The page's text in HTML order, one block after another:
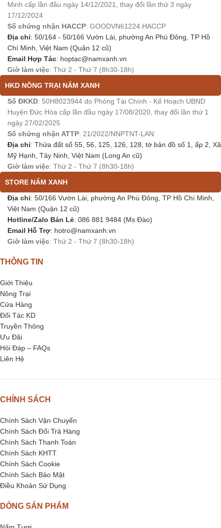
Minh cấp lần đầu ngày 14/12/2021, thay đổi lần thứ 3 ngày
17/12/2024
Số chứng nhận HACCP: GOODVN61224.HACCP
Địa chỉ: 50/164 - 50/166 Vườn Lài, phường An Phú Đông, TP Hồ
Chí Minh, Việt Nam (Quận 12 cũ)
Email Hợp Tác: hoptac@namxanh.vn
Giờ làm việc: Thứ 2 - Thứ 7 (8h30-18h)
HKD NÔNG TRẠI NẤM XANH
Số ĐKKD: 50H8023944 do Phòng Tài Chính - Kế Hoạch UBND
Huyện Đức Hòa cấp lần đầu ngày 17/08/2020, thay đổi lần thứ 1
ngày 27/02/2025
Số chứng nhận ATTP: 21/2022/NNPTNT-LAN
Địa chỉ: Thửa đất số 55, 56, 125, 126, 128, tờ bản đồ số 1, ấp 2, Xã
Mỹ Hạnh, Tây Ninh, Việt Nam (Long An cũ)
Giờ làm việc: Thứ 2 - Thứ 7 (8h30-18h)
STORE NẤM XANH
Địa chỉ: 50/166 Vườn Lài, phường An Phú Đông, TP Hồ Chí Minh,
Việt Nam (Quận 12 cũ)
Hotline/Zalo Bán Lẻ: 086 881 9484 (Ms Đào)
Email Hỗ Trợ: hotro@namxanh.vn
Giờ làm việc: Thứ 2 - Thứ 7 (8h30-18h)
THÔNG TIN
Giới Thiệu
Nông Trại
Cửa Hàng
Đối Tác KD
Truyền Thông
Ưu Đãi
Hỏi Đáp – FAQs
Liên Hệ
CHÍNH SÁCH
Chính Sách Vận Chuyển
Chính Sách Đổi Trả Hàng
Chính Sách Thanh Toán
Chính Sách KHTT
Chính Sách Cookie
Chính Sách Bảo Mật
Điều Khoản Sử Dụng
DÒNG SẢN PHẨM